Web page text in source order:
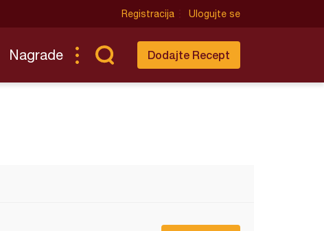
Registracija Ulogujte se
Nagrade Dodajte Recept